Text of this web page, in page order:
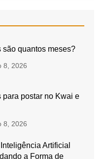
são quantos meses?
8, 2026
para postar no Kwai e
8, 2026
Artificial
a Forma de